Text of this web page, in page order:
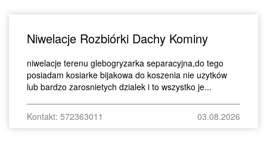
Niwelacje Rozbiórki Dachy Kominy
niwelacje terenu glebogryzarka separacyjna,do tego
posiadam kosiarke bijakowa do koszenia nie uzytków
lub bardzo zarosnietych dzialek i to wszystko je...
Kontakt: 572363011 03.08.2026